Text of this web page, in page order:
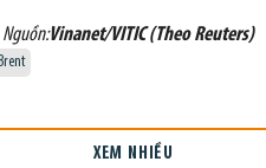
Nguồn:Vinanet/VITIC (Theo Reuters)
XEM NHIỀU